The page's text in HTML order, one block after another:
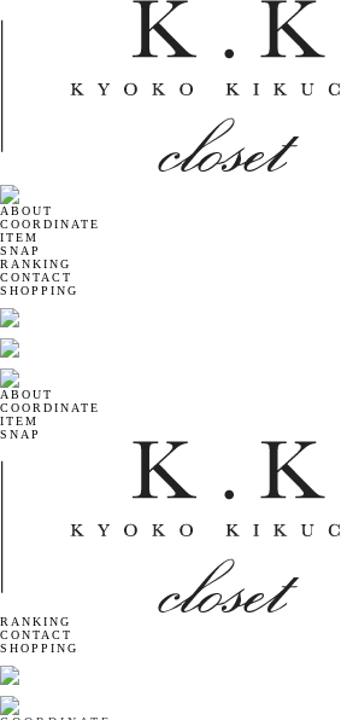
ABOUT
COORDINATE
ITEM
SNAP
RANKING
CONTACT
SHOPPING
ABOUT
COORDINATE
ITEM
SNAP
RANKING
CONTACT
SHOPPING